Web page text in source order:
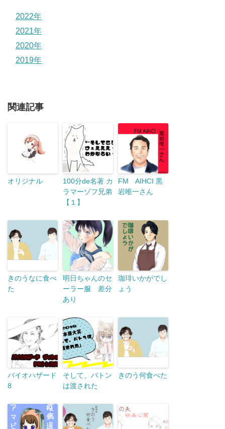
2022年
2021年
2020年
2019年
関連記事
オリジナル
100分de名著 カ
ラマーゾフ兄弟
【１】
FM AIHCI 黒
岩唯一さん
きのうなに食べ
た
明日ちゃんのセ
ーラー服 差分
あり
珈琲いかがでし
ょう
バイオハザード
8
そして、バトン
は渡された
きのう何食べた